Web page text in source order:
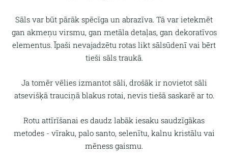
Sāls var būt pārāk spēcīga un abrazīva. Tā var ietekmēt
gan akmeņu virsmu, gan metāla detaļas, gan dekoratīvos
elementus. Īpaši nevajadzētu rotas likt sālsūdenī vai bērt
tieši sāls traukā.
Ja tomēr vēlies izmantot sāli, drošāk ir novietot sāli
atsevišķā trauciņā blakus rotai, nevis tiešā saskarē ar to.
Rotu attīrīšanai es daudz labāk iesaku saudzīgākas
metodes - vīraku, palo santo, selenītu, kalnu kristālu vai
mēness gaismu.